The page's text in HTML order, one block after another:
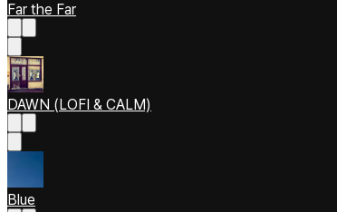
Far the Far
DAWN (LOFI & CALM)
Blue